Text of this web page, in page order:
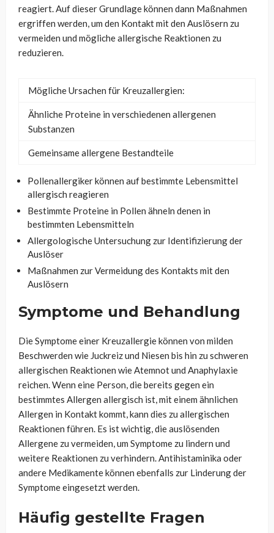
reagiert. Auf dieser Grundlage können dann Maßnahmen
ergriffen werden, um den Kontakt mit den Auslösern zu
vermeiden und mögliche allergische Reaktionen zu
reduzieren.
Mögliche Ursachen für Kreuzallergien:
Ähnliche Proteine in verschiedenen allergenen
Substanzen
Gemeinsame allergene Bestandteile
Pollenallergiker können auf bestimmte Lebensmittel
allergisch reagieren
Bestimmte Proteine in Pollen ähneln denen in
bestimmten Lebensmitteln
Allergologische Untersuchung zur Identifizierung der
Auslöser
Maßnahmen zur Vermeidung des Kontakts mit den
Auslösern
Symptome und Behandlung
Die Symptome einer Kreuzallergie können von milden
Beschwerden wie Juckreiz und Niesen bis hin zu schweren
allergischen Reaktionen wie Atemnot und Anaphylaxie
reichen. Wenn eine Person, die bereits gegen ein
bestimmtes Allergen allergisch ist, mit einem ähnlichen
Allergen in Kontakt kommt, kann dies zu allergischen
Reaktionen führen. Es ist wichtig, die auslösenden
Allergene zu vermeiden, um Symptome zu lindern und
weitere Reaktionen zu verhindern. Antihistaminika oder
andere Medikamente können ebenfalls zur Linderung der
Symptome eingesetzt werden.
Häufig gestellte Fragen